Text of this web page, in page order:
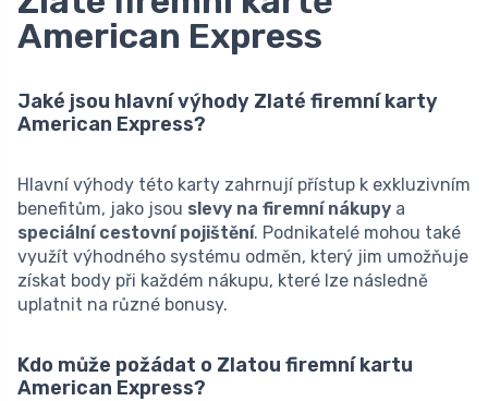
American Express
Jaké jsou hlavní výhody Zlaté firemní karty
American Express?
Hlavní výhody této karty zahrnují přístup k exkluzivním
benefitům, jako jsou slevy na firemní nákupy a
speciální cestovní pojištění. Podnikatelé mohou také
využít výhodného systému odměn, který jim umožňuje
získat body při každém nákupu, které lze následně
uplatnit na různé bonusy.
Kdo může požádat o Zlatou firemní kartu
American Express?